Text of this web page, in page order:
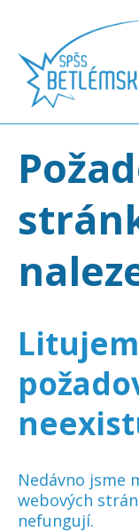
Nedávno jsme
webových
nefungují.